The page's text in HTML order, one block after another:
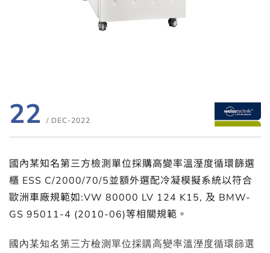
22 / DEC-2022
國內某知名第三方檢測單位採購高變率溫溼度循環篩選
櫃 ESS C/2000/70/5並額外選配冷凝模擬系統以符合
歐洲車廠規範如:VW 80000 LV 124 K15, 及 BMW-
GS 95011-4 (2010-06)等相關規範。
國內某知名第三方檢測單位採購高變率溫溼度循環篩選